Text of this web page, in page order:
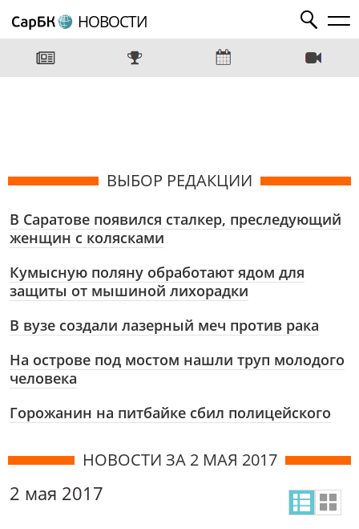
НОВОСТИ
ВЫБОР РЕДАКЦИИ
В Саратове появился сталкер, преследующий
женщин с колясками
Кумысную поляну обработают ядом для
защиты от мышиной лихорадки
В вузе создали лазерный меч против рака
На острове под мостом нашли труп молодого
человека
Горожанин на питбайке сбил полицейского
НОВОСТИ ЗА 2 МАЯ 2017
2 мая 2017